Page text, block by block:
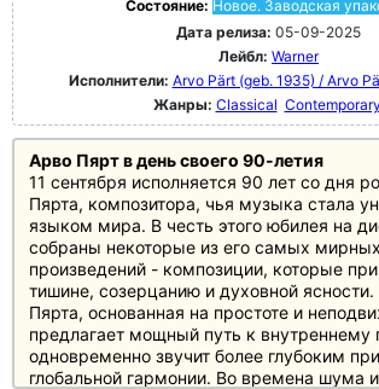
Состояние: Новое. Заводская
Дата релиза: 05-09-2025
Лейбл: Warner
Исполнители: Arvo Pärt (geb. 1935) / Arvo
Жанры: Classical Contemporary
Арво Пярт в день своего 90-летия
11 сентября исполняется 90 лет со дня
Пярта, композитора, чья музыка стала
языком мира. В честь этого юбилея на
собраны некоторые из его самых мирных
произведений - композиции, которые
тишине, созерцанию и духовной
Пярта, основанная на простоте и
предлагает мощный путь к внутреннему
одновременно звучит более глубоким
глобальной гармонии. Во времена шума